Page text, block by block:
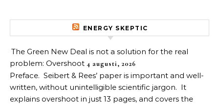
ENERGY SKEPTIC
The Green New Deal is not a solution for the real
problem: Overshoot 4 augusti, 2026
Preface. Seibert & Rees’ paper is important and well-
written, without unintelligible scientific jargon. It
explains overshoot in just 13 pages, and covers the